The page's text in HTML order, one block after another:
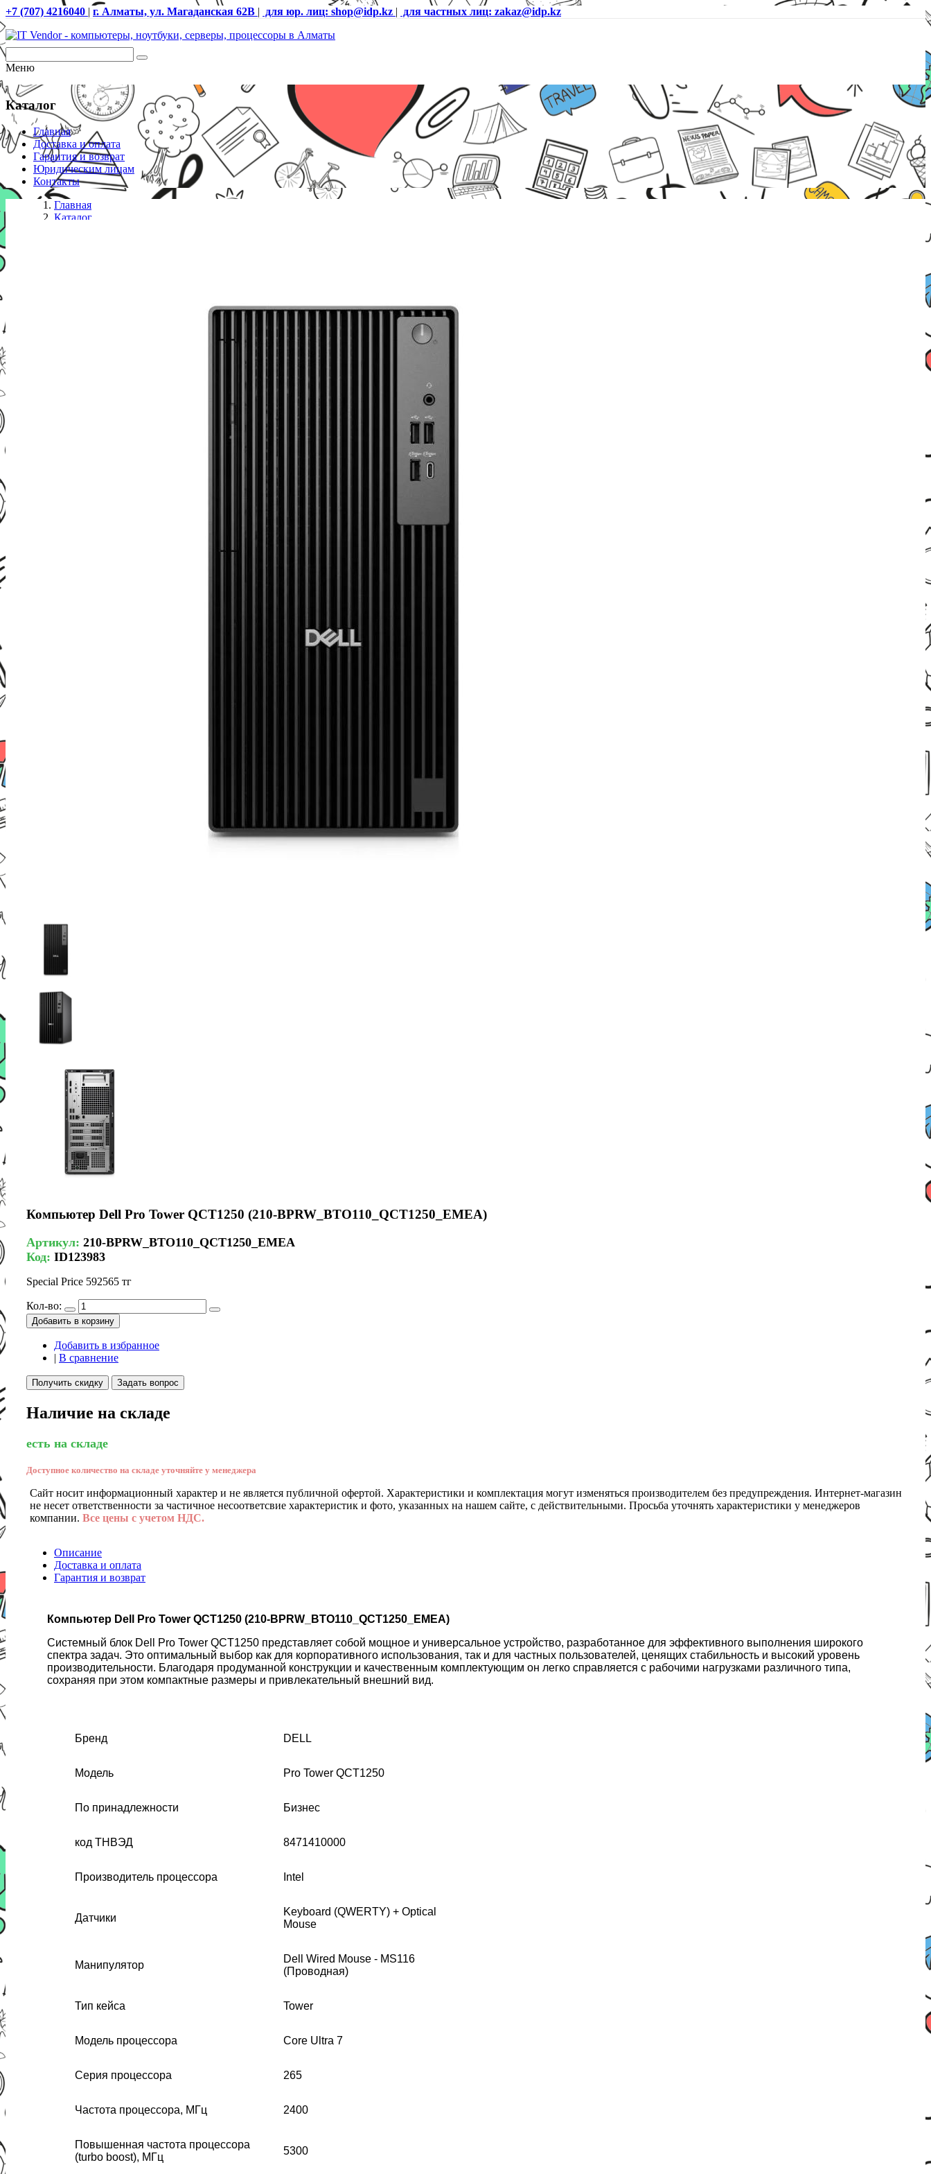
+7 (707) 4216040 | г. Алматы, ул. Магаданская 62В | для юр. лиц: shop@idp.kz | для частных лиц: zakaz@idp.kz
Меню
Каталог
Главная
Доставка и оплата
Гарантия и возврат
Юридическим лицам
Контакты
Главная
Каталог
Компьютер Dell Pro Tower QCT1250 (210-BPRW_BTO110_QCT1250_EMEA)
Артикул: 210-BPRW_BTO110_QCT1250_EMEA
Код: ID123983
Special Price 592565 тг
Кол-во:
Добавить в корзину
Добавить в избранное
| В сравнение
Получить скидку Задать вопрос
Наличие на складе
есть на складе
Доступное количество на складе уточняйте у менеджера
Сайт носит информационный характер и не является публичной офертой. Характеристики и комплектация могут изменяться производителем без предупреждения. Интернет-магазин
не несет ответственности за частичное несоответсвие характеристик и фото, указанных на нашем сайте, с действительными. Просьба уточнять характеристики у менеджеров
компании. Все цены с учетом НДС.
Описание
Доставка и оплата
Гарантия и возврат
Компьютер Dell Pro Tower QCT1250 (210-BPRW_BTO110_QCT1250_EMEA)
Системный блок Dell Pro Tower QCT1250 представляет собой мощное и универсальное устройство, разработанное для эффективного выполнения широкого
спектра задач. Это оптимальный выбор как для корпоративного использования, так и для частных пользователей, ценящих стабильность и высокий уровень
производительности. Благодаря продуманной конструкции и качественным комплектующим он легко справляется с рабочими нагрузками различного типа,
сохраняя при этом компактные размеры и привлекательный внешний вид.
Бренд DELL
Модель Pro Tower QCT1250
По принадлежности Бизнес
код ТНВЭД 8471410000
Производитель процессора Intel
Датчики
Keyboard (QWERTY) + Optical
Mouse
Манипулятор
Dell Wired Mouse - MS116
(Проводная)
Тип кейса Tower
Модель процессора Core Ultra 7
Серия процессора 265
Частота процессора, МГц 2400
Повышенная частота процессора
(turbo boost), МГц
5300